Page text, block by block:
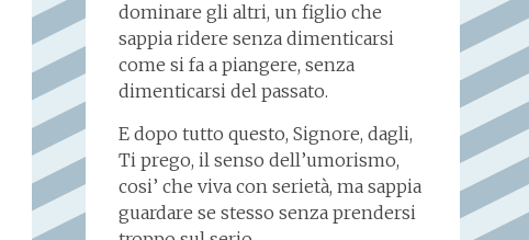
dominare gli altri, un figlio che
sappia ridere senza dimenticarsi
come si fa a piangere, senza
dimenticarsi del passato.
E dopo tutto questo, Signore, dagli,
Ti prego, il senso dell’umorismo,
cosi’ che viva con serietà, ma sappia
guardare se stesso senza prendersi